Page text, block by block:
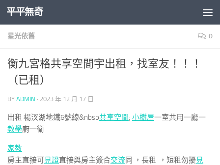
Skip to content
平平無奇
星光依舊 0
衡九宮格共享空間宇出租，找室友！！！
（已租）
BY ADMIN · 2023 年 12 月 17 日
出租 楊汊湖地鐵6號線&nbsp共享空間; 小樹屋一室共用一廳一
教學廚一衛
家教
房主直接可見證直接與房主簽合交流同 ，長租 ，短租勿擾見